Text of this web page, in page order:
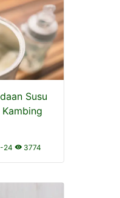
Susu
24 3774